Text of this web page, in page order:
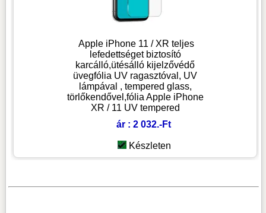
Apple iPhone 11 / XR teljes
lefedettséget biztosító
karcálló,ütésálló kijelzővédő
üvegfólia UV ragasztóval, UV
lámpával , tempered glass,
törlőkendővel,fólia Apple iPhone
XR / 11 UV tempered
ár : 2 032.-Ft
Készleten